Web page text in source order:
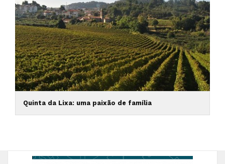
Quinta da Lixa: uma paixão de família